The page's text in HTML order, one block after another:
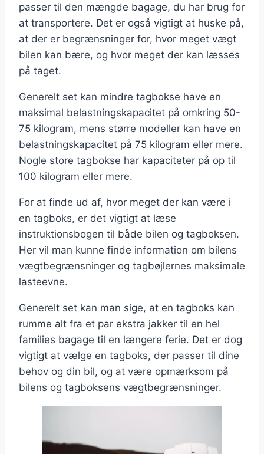
passer til den mængde bagage, du har brug for
at transportere. Det er også vigtigt at huske på,
at der er begrænsninger for, hvor meget vægt
bilen kan bære, og hvor meget der kan læsses
på taget.
Generelt set kan mindre tagbokse have en
maksimal belastningskapacitet på omkring 50-
75 kilogram, mens større modeller kan have en
belastningskapacitet på 75 kilogram eller mere.
Nogle store tagbokse har kapaciteter på op til
100 kilogram eller mere.
For at finde ud af, hvor meget der kan være i
en tagboks, er det vigtigt at læse
instruktionsbogen til både bilen og tagboksen.
Her vil man kunne finde information om bilens
vægtbegrænsninger og tagbøjlernes maksimale
lasteevne.
Generelt set kan man sige, at en tagboks kan
rumme alt fra et par ekstra jakker til en hel
families bagage til en længere ferie. Det er dog
vigtigt at vælge en tagboks, der passer til dine
behov og din bil, og at være opmærksom på
bilens og tagboksens vægtbegrænsninger.